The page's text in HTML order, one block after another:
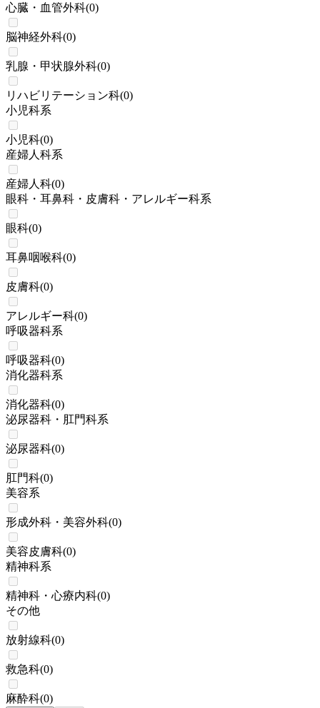
心臓・血管外科(0)
脳神経外科(0)
乳腺・甲状腺外科(0)
リハビリテーション科(0)
小児科系
小児科(0)
産婦人科系
産婦人科(0)
眼科・耳鼻科・皮膚科・アレルギー科系
眼科(0)
耳鼻咽喉科(0)
皮膚科(0)
アレルギー科(0)
呼吸器科系
呼吸器科(0)
消化器科系
消化器科(0)
泌尿器科・肛門科系
泌尿器科(0)
肛門科(0)
美容系
形成外科・美容外科(0)
美容皮膚科(0)
精神科系
精神科・心療内科(0)
その他
放射線科(0)
救急科(0)
麻酔科(0)